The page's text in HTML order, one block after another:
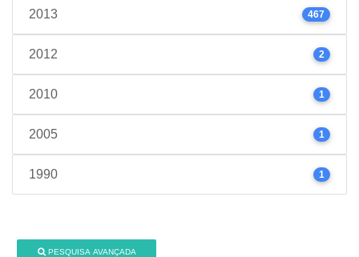
2013 467
2012 2
2010 1
2005 1
1990 1
PESQUISA AVANÇADA